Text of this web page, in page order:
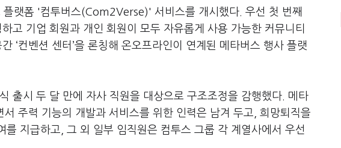
랫폼 '컴투버스(Com2Verse)' 서비스를 개시했다. 우선 첫 번째
고 기업 회원과 개인 회원이 모두 자유롭게 사용 가능한 커뮤니티
‘컨벤션 센터’을 론칭해 온오프라인이 연계된 메타버스 행사 플랫
출시 두 달 만에 자사 직원을 대상으로 구조조정을 감행했다. 메타
서 주력 기능의 개발과 서비스를 위한 인력은 남겨 두고, 희망퇴직을
지급하고, 그 외 일부 임직원은 컴투스 그룹 각 계열사에서 우선